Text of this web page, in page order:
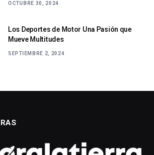
OCTUBRE 30, 2024
Los Deportes de Motor Una Pasión que
Mueve Multitudes
SEPTIEMBRE 2, 2024